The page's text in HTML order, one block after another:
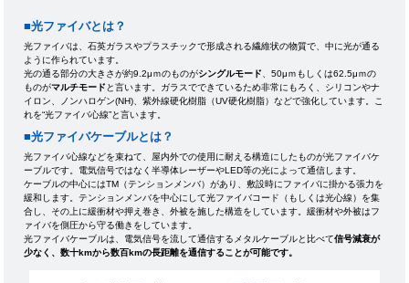
■光ファイバとは ？
光ファイバは、石英ガラスやプラスチックで形成される繊維状の物質で、中に光が通る
ように作られています。
光の通る部分の大きさが約9.2μｍのものがシングルモード
、50μｍもしくは62.5μｍの
ものがマルチモード と言います。ガラスでできているため非常にもろく、シリコンやナ
イロン、ノンハロゲン(NH)、紫外線硬化樹脂（UV硬化樹脂）などで強化しています。こ
れを“光ファイバ心線”と言います。
■光ファイバケーブルとは ？
光ファイバ心線などを束ねて、屋内外での使用に耐える構造にしたものが光ファイバケ
ーブルです。電気信号ではなく半導体レーザーやLED等の光によって通信します。
ケーブルの中心にはTM（テンションメンバ）があり、敷設時にファイバに掛かる張力を
緩和します。テンションメンバを中心にして光ファイバコード（もしくは光心線）を集
合し、その上に緩衝材や押え巻き、外被を施した構造をしています。緩衝材や外被はフ
ァイバを側圧から守る働きをしています。
光ファイバケーブルは、電気信号を流して通信するメタルケーブルと比べて信号減衰が
少なく、数十kmから数百kmの長距離を通信することが可能です。